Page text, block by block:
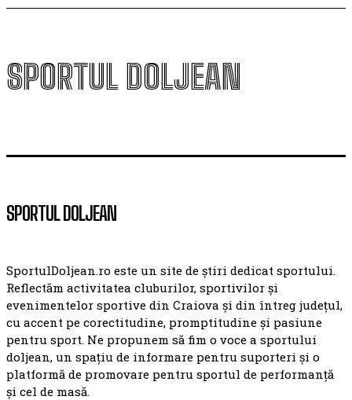
SPORTUL DOLJEAN
SPORTUL DOLJEAN
SportulDoljean.ro este un site de știri dedicat sportului.
Reflectăm activitatea cluburilor, sportivilor și
evenimentelor sportive din Craiova și din întreg județul,
cu accent pe corectitudine, promptitudine și pasiune
pentru sport. Ne propunem să fim o voce a sportului
doljean, un spațiu de informare pentru suporteri și o
platformă de promovare pentru sportul de performanță
și cel de masă.